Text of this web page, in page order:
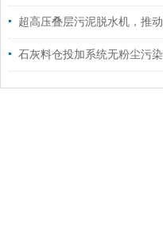
石灰料仓投加系统无粉尘污染